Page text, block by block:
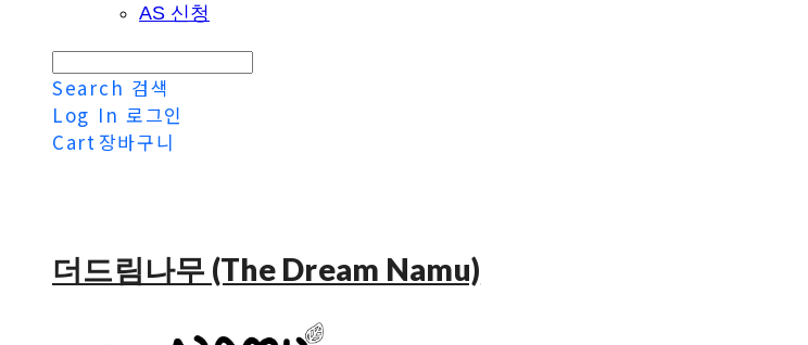
AS 신청
Search 검색
Log In 로그인
Cart 장바구니
더드림나무 (The Dream Namu)